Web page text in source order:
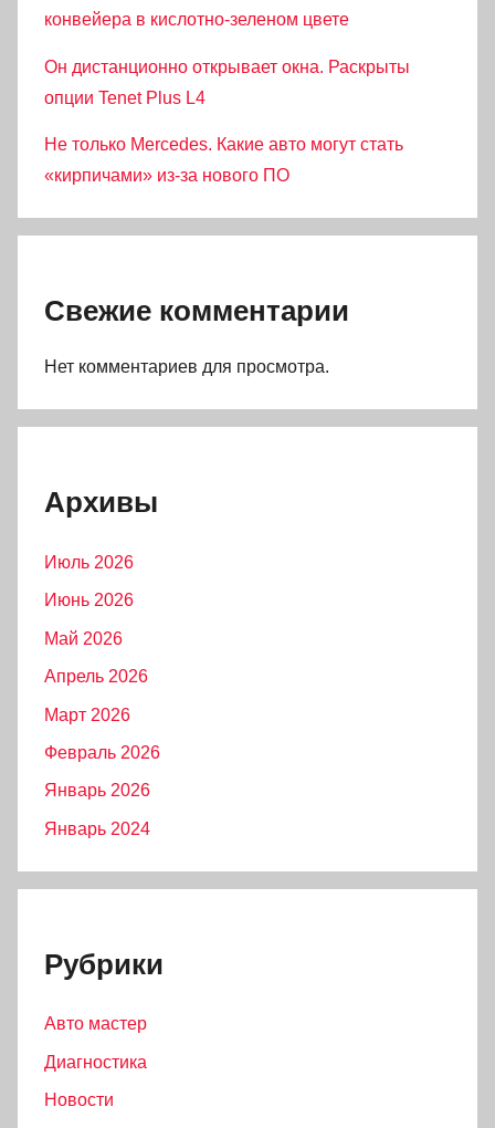
конвейера в кислотно-зеленом цвете
Он дистанционно открывает окна. Раскрыты
опции Tenet Plus L4
Не только Mercedes. Какие авто могут стать
«кирпичами» из-за нового ПО
Свежие комментарии
Нет комментариев для просмотра.
Архивы
Июль 2026
Июнь 2026
Май 2026
Апрель 2026
Март 2026
Февраль 2026
Январь 2026
Январь 2024
Рубрики
Авто мастер
Диагностика
Новости